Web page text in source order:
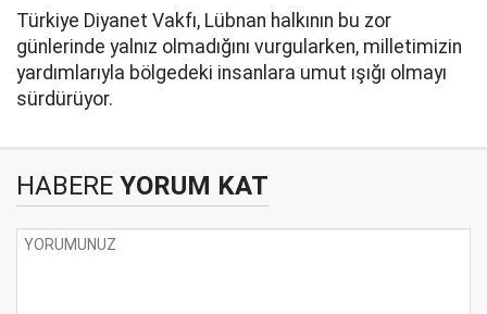
Türkiye Diyanet Vakfı, Lübnan halkının bu zor
günlerinde yalnız olmadığını vurgularken, milletimizin
yardımlarıyla bölgedeki insanlara umut ışığı olmayı
sürdürüyor.
HABERE YORUM KAT